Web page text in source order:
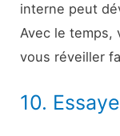
interne peut
Avec le temps,
vous réveiller
10.